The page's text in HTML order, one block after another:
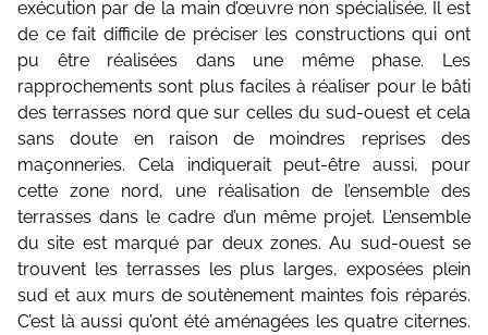
exécution par de la main d’œuvre non spécialisée. Il est
de ce fait difficile de préciser les constructions qui ont
pu être réalisées dans une même phase. Les
rapprochements sont plus faciles à réaliser pour le bâti
des terrasses nord que sur celles du sud-ouest et cela
sans doute en raison de moindres reprises des
maçonneries. Cela indiquerait peut-être aussi, pour
cette zone nord, une réalisation de l’ensemble des
terrasses dans le cadre d’un même projet. L’ensemble
du site est marqué par deux zones. Au sud-ouest se
trouvent les terrasses les plus larges, exposées plein
sud et aux murs de soutènement maintes fois réparés.
C’est là aussi qu’ont été aménagées les quatre citernes.